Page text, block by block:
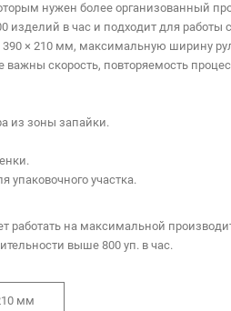
нужен более организованный
изделий в час и подходит для
390 × 210 мм, максимальную ширину
важны скорость, повторяемость
из зоны запайки.
участка.
работать на максимальной
выше 800 уп. в час.
мм